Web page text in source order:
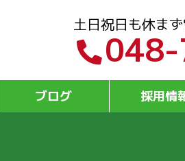
土日祝日も休ま
ブログ 採用情